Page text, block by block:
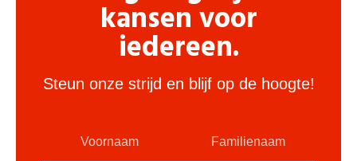
kansen voor
iedereen.
Steun onze strijd en blijf op de hoogte!